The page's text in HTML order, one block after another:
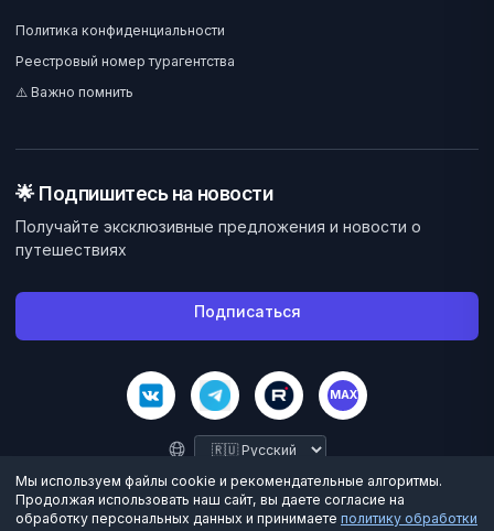
Политика конфиденциальности
Реестровый номер турагентства
⚠️ Важно помнить
🌟 Подпишитесь на новости
Получайте эксклюзивные предложения и новости о
путешествиях
Подписаться
MAX
©2026Велес Вояж. Все права защищены.
Мы используем файлы cookie и рекомендательные алгоритмы.
Продолжая использовать наш сайт, вы даете согласие на
обработку персональных данных и принимаете политику обработки